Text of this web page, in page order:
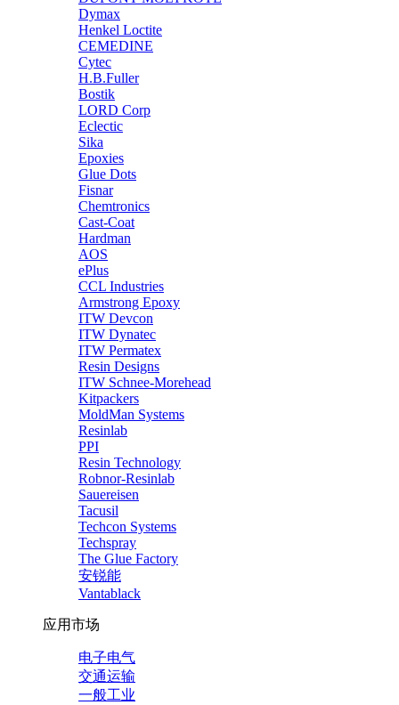
Dymax
Henkel Loctite
CEMEDINE
Cytec
H.B.Fuller
Bostik
LORD Corp
Eclectic
Sika
Epoxies
Glue Dots
Fisnar
Chemtronics
Cast-Coat
Hardman
AOS
ePlus
CCL Industries
Armstrong Epoxy
ITW Devcon
ITW Dynatec
ITW Permatex
Resin Designs
ITW Schnee-Morehead
Kitpackers
MoldMan Systems
Resinlab
PPI
Resin Technology
Robnor-Resinlab
Sauereisen
Tacusil
Techcon Systems
Techspray
The Glue Factory
安锐能
Vantablack
应用市场
电子电气
交通运输
一般工业